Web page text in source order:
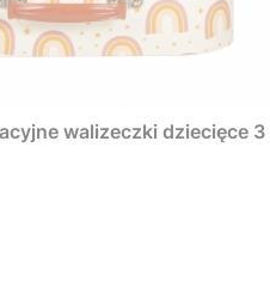
walizeczki dziecięce